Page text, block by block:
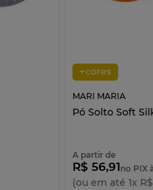
+cores
MARI MARIA
Pó Solto Soft
A partir de
R$ 56,91no PIX
(ou em até1x R$